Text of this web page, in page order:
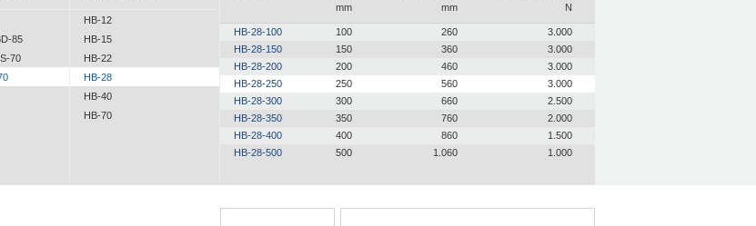
85
70
HB-12
HB-15
HB-22
HB-28
HB-40
HB-70
mm
mm
N
HB-28-100 100 260
3.000
HB-28-150
150 360
3.000
HB-28-200
200 460
3.000
HB-28-250
250 560
3.000
HB-28-300
300 660
2.500
HB-28-350
350 760
2.000
HB-28-400
400 860
1.500
HB-28-500
500 1.060 1.000